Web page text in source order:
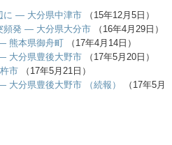
に ― 大分県中津市 （15年12月5日）
頻発 ― 大分県大分市 （16年4月29日）
熊本県御舟町 （17年4月14日）
大分県豊後大野市 （17年5月20日）
市 （17年5月21日）
大分県豊後大野市 （続報）
（17年5月